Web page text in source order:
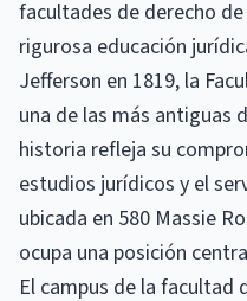
facultades de derecho
rigurosa educación
Jefferson en 1819, la
una de las más antiguas
historia refleja su
estudios jurídicos y el
ubicada en 580 Massie
ocupa una posición
El campus de la facultad